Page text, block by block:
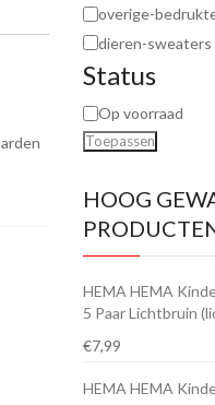
overige-
dieren-sweaters
Status
Op voorraad
Toepassen
HOOG
HEMA HEMA
5 Paar Lichtbruin
€7,99
HEMA HEMA